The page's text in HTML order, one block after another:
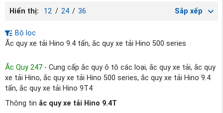
Hiển thị: 12 / 24 / 36 Sắp xếp
Bộ lọc
Ắc quy xe tải Hino 9.4 tấn, ắc quy xe tải Hino 500 series
Ắc Quy 247 - Cung cấp ắc quy ô tô các loại, ắc quy xe tải, ắc quy
xe tải Hino, ắc quy xe tải Hino 500 series, ắc quy xe tải Hino 9.4
tấn, ắc quy xe tải Hino 9T4
Thông tin ắc quy xe tải Hino 9.4T